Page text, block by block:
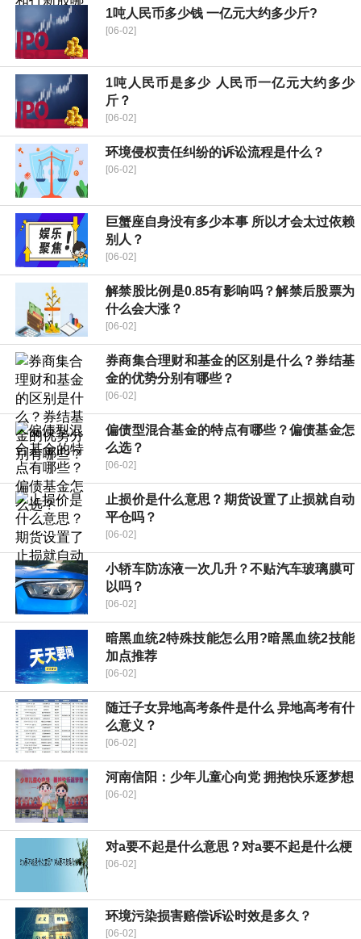
1吨人民币多少钱 一亿元大约多少斤?
[06-02]
1吨人民币是多少 人民币一亿元大约多少
斤？
[06-02]
环境侵权责任纠纷的诉讼流程是什么？
[06-02]
巨蟹座自身没有多少本事 所以才会太过依赖
别人？
[06-02]
解禁股比例是0.85有影响吗？解禁后股票为
什么会大涨？
[06-02]
券商集合理财和基金的区别是什么？券结基
金的优势分别有哪些？
[06-02]
偏债型混合基金的特点有哪些？偏债基金怎
么选？
[06-02]
止损价是什么意思？期货设置了止损就自动
平仓吗？
[06-02]
小轿车防冻液一次几升？不贴汽车玻璃膜可
以吗？
[06-02]
暗黑血统2特殊技能怎么用?暗黑血统2技能
加点推荐
[06-02]
随迁子女异地高考条件是什么 异地高考有什
么意义？
[06-02]
河南信阳：少年儿童心向党 拥抱快乐逐梦想
[06-02]
对a要不起是什么意思？对a要不起是什么梗
[06-02]
环境污染损害赔偿诉讼时效是多久？
[06-02]